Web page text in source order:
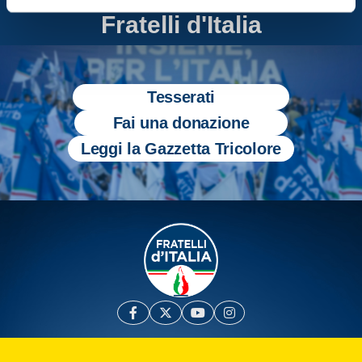
Fratelli d'Italia
Tesserati
Fai una donazione
Leggi la Gazzetta Tricolore